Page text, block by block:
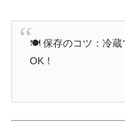
🍽 保存のコツ：冷蔵
OK！